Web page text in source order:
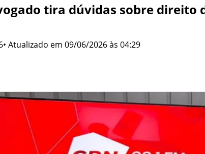
tira dúvidas sobre direito
• Atualizado em 09/06/2026 às 04:29